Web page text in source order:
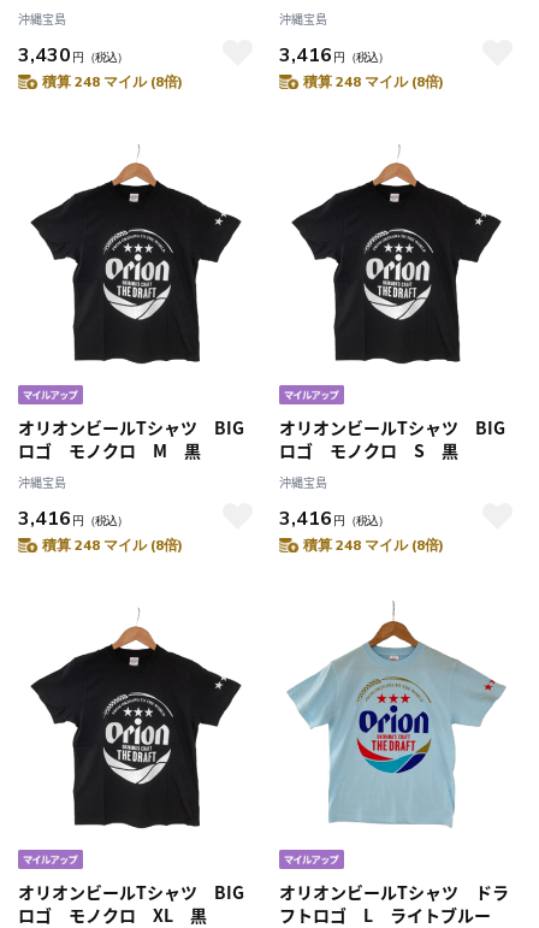
沖縄宝島
3,430 円 （税込）
積算 248 マイル (8倍)
沖縄宝島
3,416 円 （税込）
積算 248 マイル (8倍)
オリオンビールTシャツ BIG
ロゴ モノクロ M 黒
沖縄宝島
3,416 円 （税込）
積算 248 マイル (8倍)
オリオンビールTシャツ BIG
ロゴ モノクロ S 黒
沖縄宝島
3,416 円 （税込）
積算 248 マイル (8倍)
オリオンビールTシャツ BIG
ロゴ モノクロ XL 黒
オリオンビールTシャツ ドラ
フトロゴ L ライトブルー